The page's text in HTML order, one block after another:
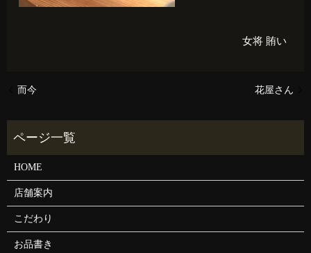
女将 賄い
而今 花屋さん
HOME
店舗案内
こだわり
お品書き